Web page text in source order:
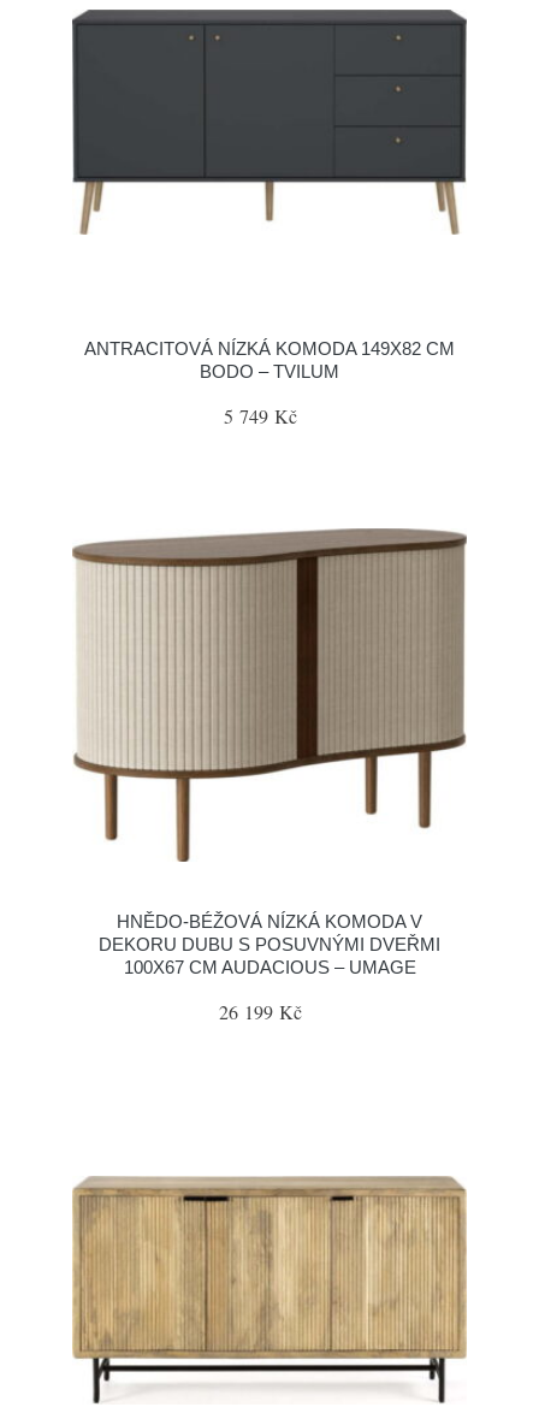
ANTRACITOVÁ NÍZKÁ KOMODA 149X82 CM
BODO – TVILUM
5 749 Kč
HNĚDO-BÉŽOVÁ NÍZKÁ KOMODA V
DEKORU DUBU S POSUVNÝMI DVEŘMI
100X67 CM AUDACIOUS – UMAGE
26 199 Kč